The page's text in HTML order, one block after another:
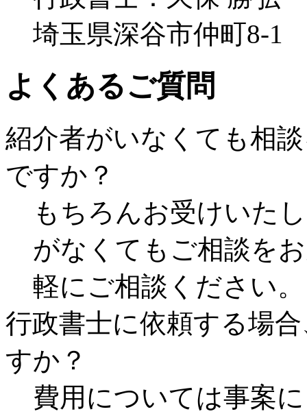
埼玉県深谷市仲町8-1
よくあるご質問
紹介者がいなくても相
ですか？
もちろんお受けいた
がなくてもご相談を
軽にご相談ください。
行政書士に依頼する場
すか？
費用については事案